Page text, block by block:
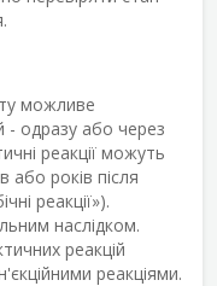
можливе
- одразу або через
реакції можуть
або років після
реакції»).
наслідком.
реакцій
реакціями.